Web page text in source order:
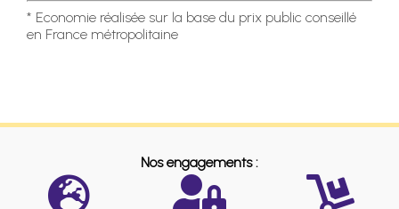
* Economie réalisée sur la base du prix public conseillé
en France métropolitaine
Nos engagements :